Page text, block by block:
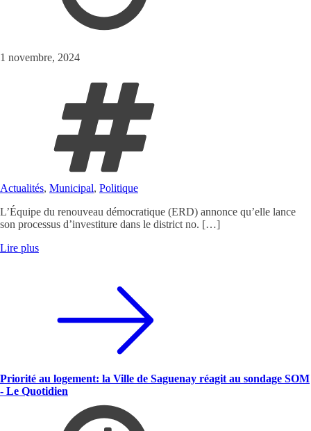
1 novembre, 2024
Actualités, Municipal, Politique
L’Équipe du renouveau démocratique (ERD) annonce qu’elle lance
son processus d’investiture dans le district no. […]
Lire plus
Priorité au logement: la Ville de Saguenay réagit au sondage SOM
- Le Quotidien